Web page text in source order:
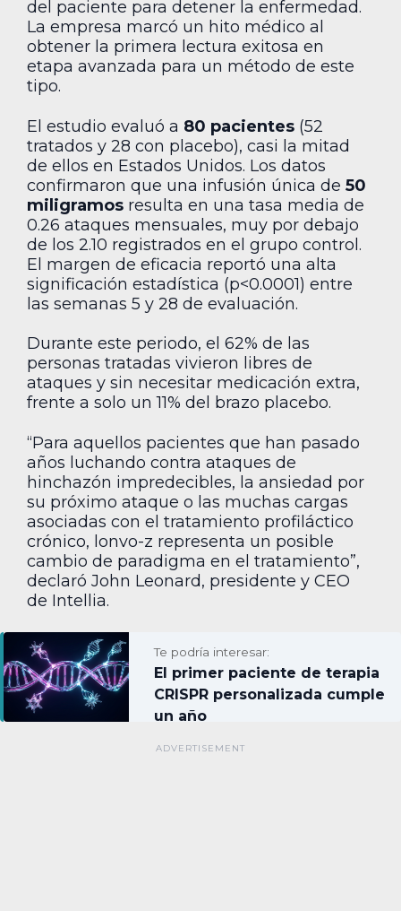
del paciente para detener la enfermedad.
La empresa marcó un hito médico al
obtener la primera lectura exitosa en
etapa avanzada para un método de este
tipo.
El estudio evaluó a 80 pacientes (52
tratados y 28 con placebo), casi la mitad
de ellos en Estados Unidos. Los datos
confirmaron que una infusión única de 50
miligramos resulta en una tasa media de
0.26 ataques mensuales, muy por debajo
de los 2.10 registrados en el grupo control.
El margen de eficacia reportó una alta
significación estadística (p<0.0001) entre
las semanas 5 y 28 de evaluación.
Durante este periodo, el 62% de las
personas tratadas vivieron libres de
ataques y sin necesitar medicación extra,
frente a solo un 11% del brazo placebo.
“Para aquellos pacientes que han pasado
años luchando contra ataques de
hinchazón impredecibles, la ansiedad por
su próximo ataque o las muchas cargas
asociadas con el tratamiento profiláctico
crónico, lonvo-z representa un posible
cambio de paradigma en el tratamiento”,
declaró John Leonard, presidente y CEO
de Intellia.
Te podría interesar:
El primer paciente de terapia
CRISPR personalizada cumple
un año